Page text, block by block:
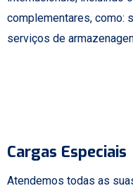
complementares, como:
serviços de
Cargas Especiais
Atendemos todas as